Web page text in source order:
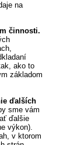
na
činnosti.
ako to
základom
ďalších
sme vám
ďalšie
výkon).
v ktorom